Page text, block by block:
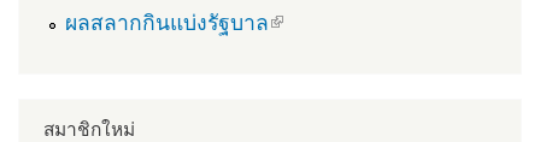
ผลสลากกินแบ่งรัฐบาล
(link is external)
สมาชิกใหม่